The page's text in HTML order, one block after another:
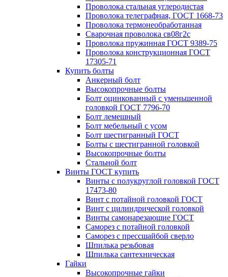
Проволока стальная углеродистая
Проволока телеграфная, ГОСТ 1668-73
Проволока термонеобработанная
Сварочная проволока св08г2с
Проволока пружинная ГОСТ 9389-75
Проволока конструкционная ГОСТ
17305-71
Купить болты
Анкерный болт
Высокопрочные болты
Болт оцинкованный с уменьшенной
головкой ГОСТ 7796-70
Болт лемешный
Болт мебельный с усом
Болт шестигранный ГОСТ
Болты с шестигранной головкой
Высокопрочные болты
Стальной болт
Винты ГОСТ купить
Винты с полукруглой головкой ГОСТ
17473-80
Винт с потайной головкой ГОСТ
Винт с цилиндрической головкой
Винты самонарезающие ГОСТ
Саморез с потайной головкой
Саморез с прессшайбой сверло
Шпилька резьбовая
Шпилька сантехническая
Гайки
Высокопрочные гайки